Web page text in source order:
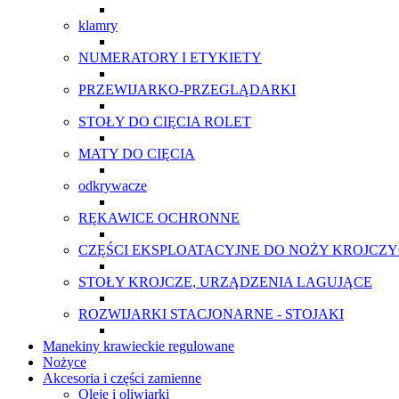
klamry
NUMERATORY I ETYKIETY
PRZEWIJARKO-PRZEGLĄDARKI
STOŁY DO CIĘCIA ROLET
MATY DO CIĘCIA
odkrywacze
RĘKAWICE OCHRONNE
CZĘŚCI EKSPLOATACYJNE DO NOŻY
STOŁY KROJCZE, URZĄDZENIA LAGUJĄCE
ROZWIJARKI STACJONARNE - STOJAKI
Manekiny krawieckie regulowane
Nożyce
Akcesoria i części zamienne
Oleje i oliwiarki